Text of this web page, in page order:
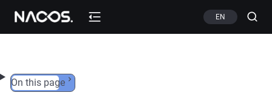
Skip to content EN
On this page